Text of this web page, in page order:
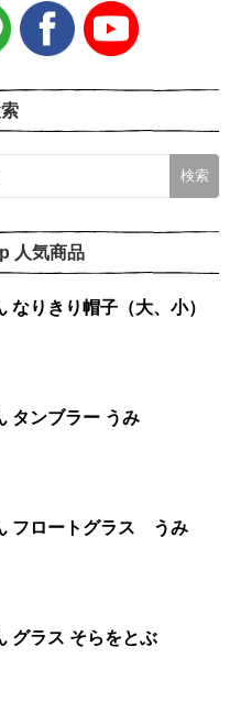
人気商品
なりきり帽子（大、小）
ノラネコぐんだん タンブラー うみ
ノラネコぐんだん フロートグラス うみ
ノラネコぐんだん グラス そらをとぶ